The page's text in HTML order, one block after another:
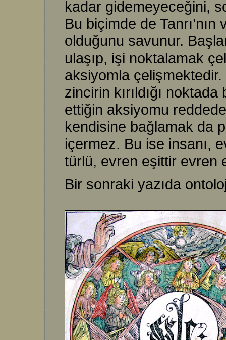
kadar gidemeyeceğini,
Bu biçimde de
olduğunu savunur.
ulaşıp, işi noktalamak
aksiyomla çelişmektedir.
zincirin kırıldığı
ettiğin aksiyomu
kendisine bağlamak da
içermez. Bu ise insanı,
türlü, evren eşittir evren
Bir sonraki yazıda